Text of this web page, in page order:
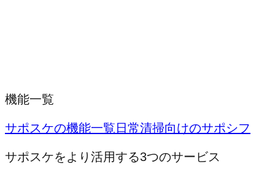
機能一覧
サポスケの機能一覧 日常清掃向けのサポシフ
サポスケをより活用する3つのサービス